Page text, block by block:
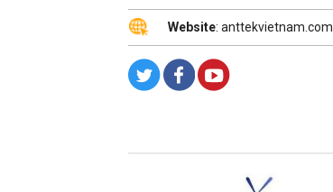
Website: anttekvietnam.com